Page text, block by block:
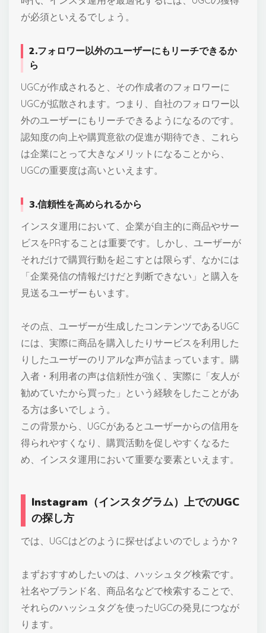
が必須といえるでしょう。
2.フォロワー以外のユーザーにもリーチできるか
ら
UGCが作成されると、その作成者のフォロワーに
UGCが拡散されます。つまり、自社のフォロワー以
外のユーザーにもリーチできるようになるのです。
認知度の向上や購買意欲の促進が期待でき、これら
は企業にとって大きなメリットになることから、
UGCの重要度は高いといえます。
3.信頼性を高められるから
インスタ運用において、企業が自主的に商品やサー
ビスをPRすることは重要です。しかし、ユーザーが
それだけで購買行動を起こすとは限らず、なかには
「企業発信の情報だけだと判断できない」と購入を
見送るユーザーもいます。
その点、ユーザーが生成したコンテンツであるUGC
には、実際に商品を購入したりサービスを利用した
りしたユーザーのリアルな声が詰まっています。購
入者・利用者の声は信頼性が強く、実際に「友人が
勧めていたから買った」という経験をしたことがあ
る方は多いでしょう。
この背景から、UGCがあるとユーザーからの信用を
得られやすくなり、購買活動を促しやすくなるた
め、インスタ運用において重要な要素といえます。
Instagram（インスタグラム）上でのUGC
の探し方
では、UGCはどのように探せばよいのでしょうか？
まずおすすめしたいのは、ハッシュタグ検索です。
社名やブランド名、商品名などで検索することで、
それらのハッシュタグを使ったUGCの発見につなが
ります。